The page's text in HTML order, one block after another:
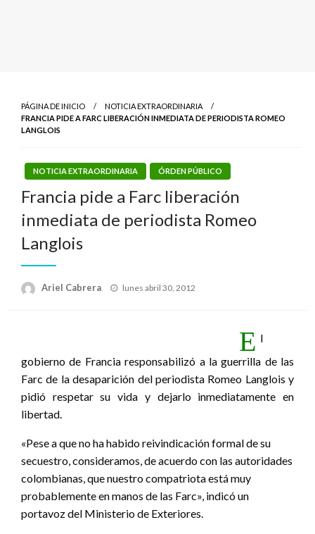
PÁGINA DE INICIO
NOTICIA EXTRAORDINARIA
FRANCIA PIDE A FARC LIBERACIÓN INMEDIATA DE PERIODISTA ROMEO
LANGLOIS
NOTICIA EXTRAORDINARIA ÓRDEN PÚBLICO
Francia pide a Farc liberación
inmediata de periodista Romeo
Langlois
Ariel Cabrera
Publicado
lunes abril 30, 2012
E l
gobierno de Francia responsabilizó a la guerrilla de las
Farc de la desaparición del periodista Romeo Langlois y
pidió respetar su vida y dejarlo inmediatamente en
libertad.
«Pese a que no ha habido reivindicación formal de su
secuestro, consideramos, de acuerdo con las autoridades
colombianas, que nuestro compatriota está muy
probablemente en manos de las Farc», indicó un
portavoz del Ministerio de Exteriores.